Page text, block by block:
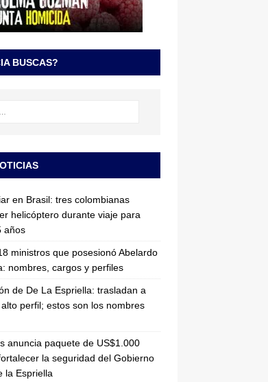
BUSCAS?
en Brasil: tres colombianas
helicóptero durante viaje para
años
ministros que posesionó Abelardo
nombres, cargos y perfiles
de De La Espriella: trasladan a
perfil; estos son los nombres
anuncia paquete de US$1.000
la seguridad del Gobierno
la Espriella